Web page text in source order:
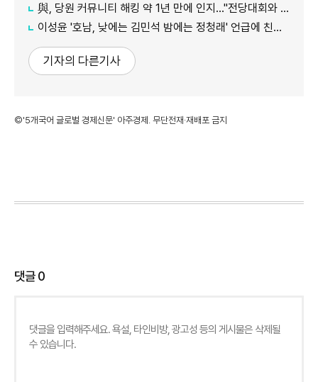
與, 당원 커뮤니티 해킹 약 1년 만에 인지…"전당대회와 무관"
이성윤 '호남, 낮에는 김민석 밤에는 정청래' 언급에 친명계 반발…"한심한 수준"
기자의 다른기사
©'5개국어 글로벌 경제신문' 아주경제. 무단전재·재배포 금지
댓글0